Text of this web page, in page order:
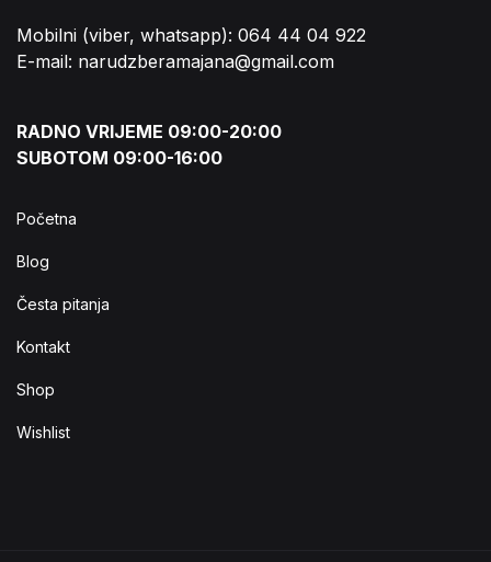
Mobilni (viber, whatsapp): 064 44 04 922
E-mail: narudzberamajana@gmail.com
RADNO VRIJEME 09:00-20:00
SUBOTOM 09:00-16:00
Početna
Blog
Česta pitanja
Kontakt
Shop
Wishlist